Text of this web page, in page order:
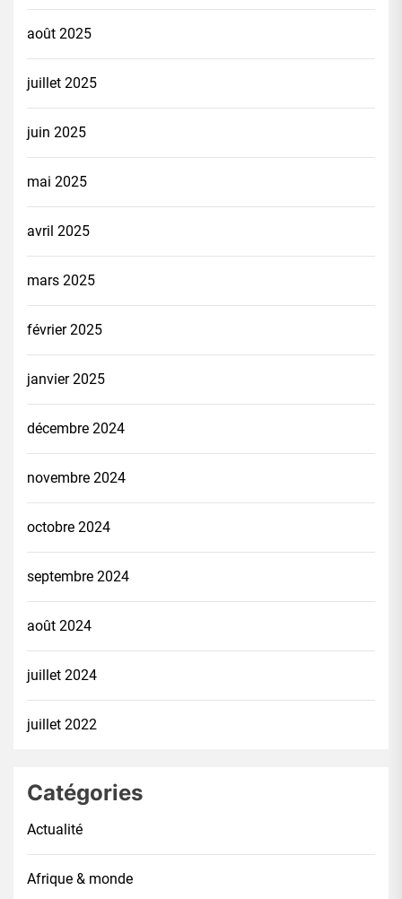
août 2025
juillet 2025
juin 2025
mai 2025
avril 2025
mars 2025
février 2025
janvier 2025
décembre 2024
novembre 2024
octobre 2024
septembre 2024
août 2024
juillet 2024
juillet 2022
Catégories
Actualité
Afrique & monde